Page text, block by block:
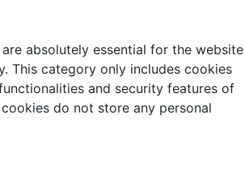
absolutely essential for the website
This category only includes cookies
and security features of
do not store any personal